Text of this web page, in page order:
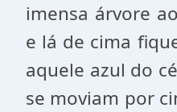
imensa árvore
e lá de cima
aquele azul do
se moviam por